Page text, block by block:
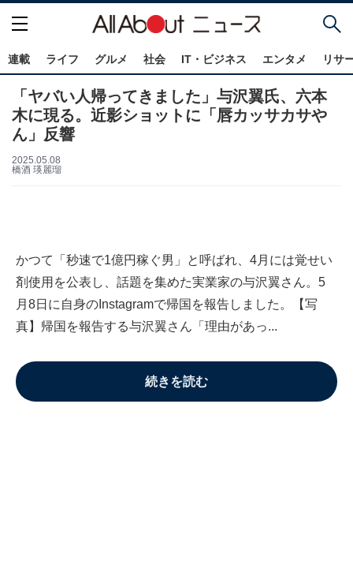
連載 ライフ グルメ 社会 IT・ビジネス エンタメ リサ
「ヤバい人帰ってきました」与沢翼氏、六本
木に現る。近影ショットに「唇カッサカサや
ん」反響
2025.05.08
橋酒 瑛麗瑠
かつて「秒速で1億円稼ぐ男」と呼ばれ、4月には覚せい
剤使用を公表し、話題を集めた実業家の与沢翼さん。5
月8日に自身のInstagramで帰国を報告しました。【写
真】帰国を報告する与沢翼さん「理由があっ...
続きを読む